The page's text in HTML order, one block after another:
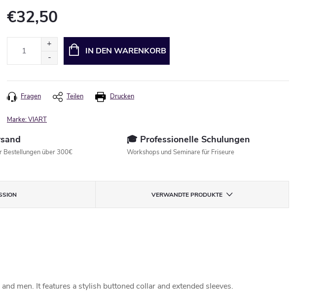
€32,50
IN DEN WARENKORB
Drucken
Fragen Teilen
Marke:VIART
Bestellungen über 300€
🎓 Professionelle Schulungen
Workshops und Seminare für Friseure
VERWANDTE PRODUKTE
men. It features a stylish buttoned collar and extended sleeves.